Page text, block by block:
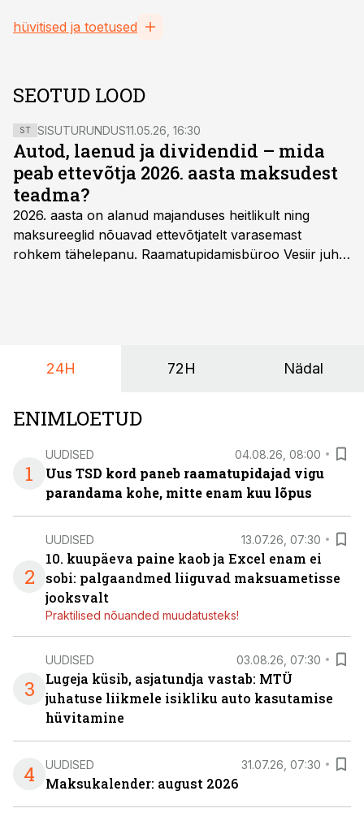
hüvitised ja toetused
SEOTUD LOOD
ST SISUTURUNDUS11.05.26, 16:30
Autod, laenud ja dividendid – mida
peab ettevõtja 2026. aasta maksudest
teadma?
2026. aasta on alanud majanduses heitlikult ning
maksureeglid nõuavad ettevõtjatelt varasemast
rohkem tähelepanu. Raamatupidamisbüroo Vesiir juht
24H 72H Nädal
ENIMLOETUD
1
UUDISED 04.08.26, 08:00
Uus TSD kord paneb raamatupidajad vigu
parandama kohe, mitte enam kuu lõpus
2
UUDISED 13.07.26, 07:30
10. kuupäeva paine kaob ja Excel enam ei
sobi: palgaandmed liiguvad maksuametisse
jooksvalt
Praktilised nõuanded muudatusteks!
3
UUDISED 03.08.26, 07:30
Lugeja küsib, asjatundja vastab: MTÜ
juhatuse liikmele isikliku auto kasutamise
hüvitamine
4 UUDISED 31.07.26, 07:30
Maksukalender: august 2026